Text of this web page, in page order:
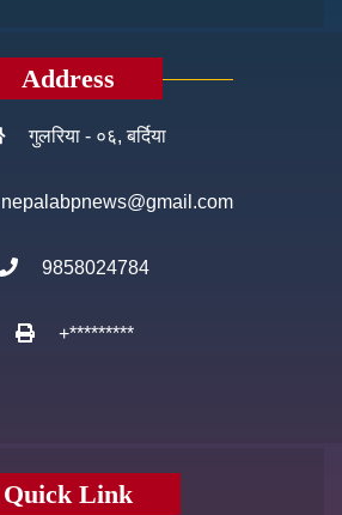
Address
गुलरिया - ०६, बर्दिया
nepalabpnews@gmail.com
9858024784
+*********
Quick Link